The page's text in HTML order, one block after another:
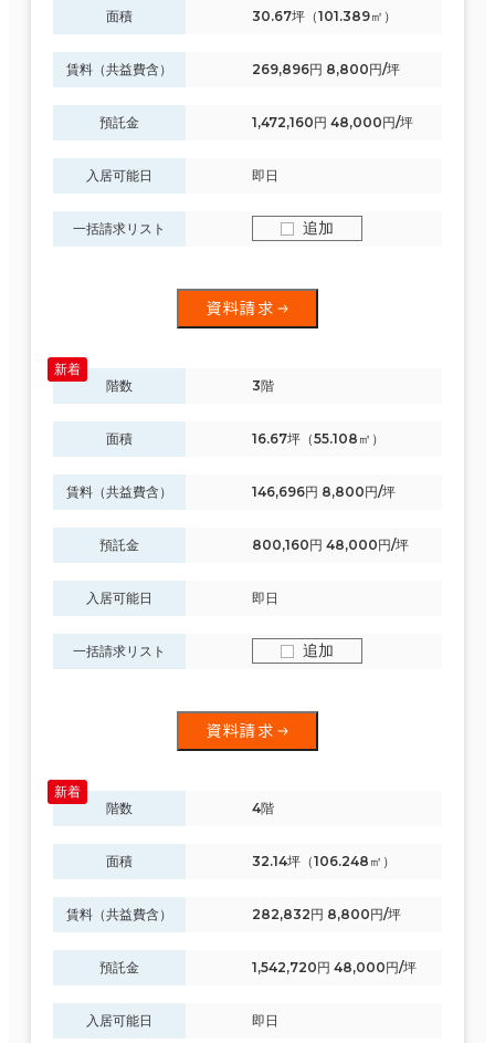
面積 30.67坪（101.389㎡）
賃料（共益費含） 269,896円 8,800円/坪
預託金 1,472,160円 48,000円/坪
入居可能日 即日
一括請求リスト 追加
資料請求
階数 3階
面積 16.67坪（55.108㎡）
賃料（共益費含） 146,696円 8,800円/坪
預託金 800,160円 48,000円/坪
入居可能日 即日
一括請求リスト 追加
資料請求
階数 4階
面積 32.14坪（106.248㎡）
賃料（共益費含） 282,832円 8,800円/坪
預託金 1,542,720円 48,000円/坪
入居可能日 即日